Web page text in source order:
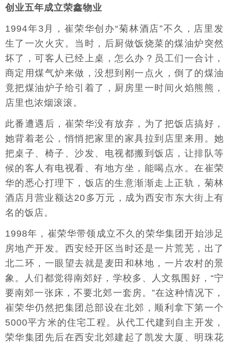
创业五年成立荣鑫物业
1994年3月，崔荣华创办“菊林酒店”不久，店里发
生了一次火灾。当时，后厨做饭烧菜的煤油炉突然
坏了，可客人已经上桌，怎么办？员工们一合计，
商定用煤气炉来做，没想到刚一点火，倒了的煤油
竟把煤油炉子给引着了，厨房里一时间火焰熊熊，
店里也浓烟滚滚。
此番遭遇后，崔荣华没有放弃，为了把饭店搞好，
她背着老公，悄悄把家里的家具拉到店里来用。她
把桌子、椅子、沙发、电视都搬到饭店，让排队等
候的客人有电视看、有地方坐，能喝点水。在崔荣
华的悉心打理下，饭店的生意渐渐走上正轨，菊林
酒店月营业额达20多万元，成为西安市东大街上有
名的饭店。
1998年，崔荣华带领成立不久的荣华集团开始涉足
房地产开发。西安经开区当时还是一片荒芜，出了
北二环，一眼望去就是麦田和林地，一片农村的景
象。人们都觉得南郊好，学校多、人文氛围好，“宁
要南郊一张床，不要北郊一套房。”在这种情况下，
崔荣华仍然把集团总部设在北郊，顺利拿下第一个
5000平方米的住宅工程。从代工代建到自主开发，
荣华集团先后在西安北郊建起了凯发大厦、明珠花